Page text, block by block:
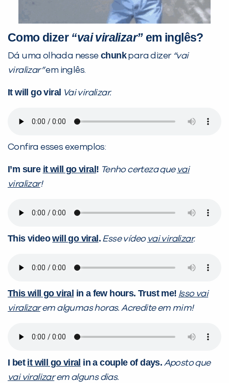
Como dizer “vai viralizar”em inglês?
Dá uma olhada nessechunkpara dizer “vai
viralizar”em inglês.
It will go viral Vai viralizar.
Confira esses exemplos:
I’m sure it will go viral ! Tenho certeza que vai
viralizar!
This videowill go viral . Esse vídeo vai viralizar.
This will go viral in a few hours. Trust me! Isso vai
viralizarem algumas horas. Acredite em mim!
I bet it will go viral in a couple of days. Aposto que
vai viralizarem alguns dias.